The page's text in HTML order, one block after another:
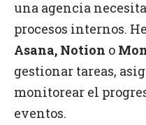
una agencia
procesos internos.
Asana, Notion o
gestionar tareas,
monitorear el
eventos.